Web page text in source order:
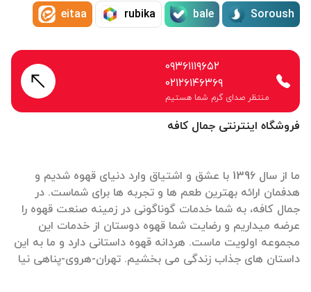
فروشگاه اینترنتی جمال کافه
ما از سال 1396 با عشق و اشتیاق وارد دنیای قهوه شدیم و
هدفمان ارائه بهترین طعم ها و تجربه ها برای شماست. در
جمال کافه، به شما خدمات گوناگونی در زمینه صنعت قهوه را
عرضه میداریم و رضایت شما قهوه دوستان از خدمات این
مجموعه اولویت ماست. هردانه قهوه داستانی دارد و ما به این
داستان های جذاب زندگی می بخشیم. تهران-هروی-پناهی نیا
Soroush
bale
rubika
eitaa
۰۹۳۶۱۱۱۹۶۵۲
۰۲۱۲۶۱۴۶۳۶۹
منتظر صدای گرم شما هستیم